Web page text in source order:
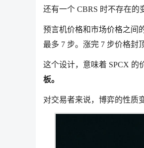
还有一个 CBRS 时不存在的
预言机价格和市场价格之间
最多 7 步。涨完 7 步价格封
这个设计，意味着 SPCX 的
板。
对交易者来说，博弈的性质